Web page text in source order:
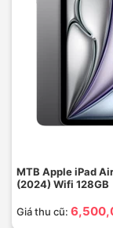
MTB Apple iPad
(2024) Wifi 128GB
Giá thu cũ: